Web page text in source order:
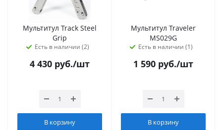
Мультитул Track Steel
Grip
Есть в наличии (2)
4 430 руб./шт
В корзину
Мультитул Traveler
MS029G
Есть в наличии (1)
1 590 руб./шт
В корзину